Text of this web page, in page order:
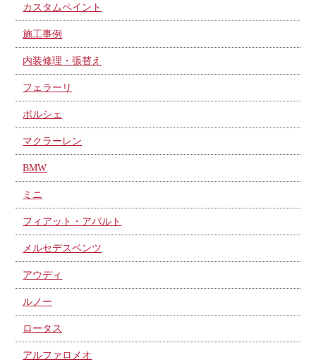
カスタムペイント
施工事例
内装修理・張替え
フェラーリ
ポルシェ
マクラーレン
BMW
ミニ
フィアット・アバルト
メルセデスベンツ
アウディ
ルノー
ロータス
アルファロメオ